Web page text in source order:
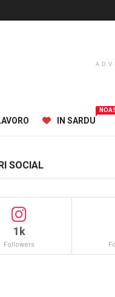
IN SARDU
SOCIAL
1k
Followers